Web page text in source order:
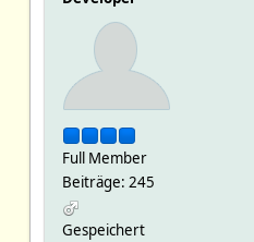
Full Member
Beiträge: 245
Gespeichert